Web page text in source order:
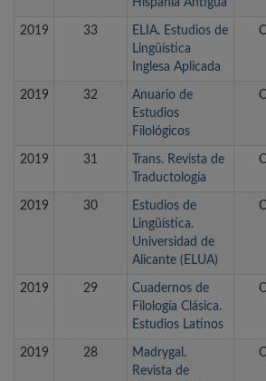
Hispania Antigua
2019 33
ELIA. Estudios de
Lingüística
Inglesa Aplicada
2019 32
Anuario de
Estudios
Filológicos
2019 31
Trans. Revista de
Traductología
2019 30
Estudios de
Lingüística.
Universidad de
Alicante (ELUA)
2019 29
Cuadernos de
Filología Clásica.
Estudios Latinos
2019 28
Madrygal.
Revista de